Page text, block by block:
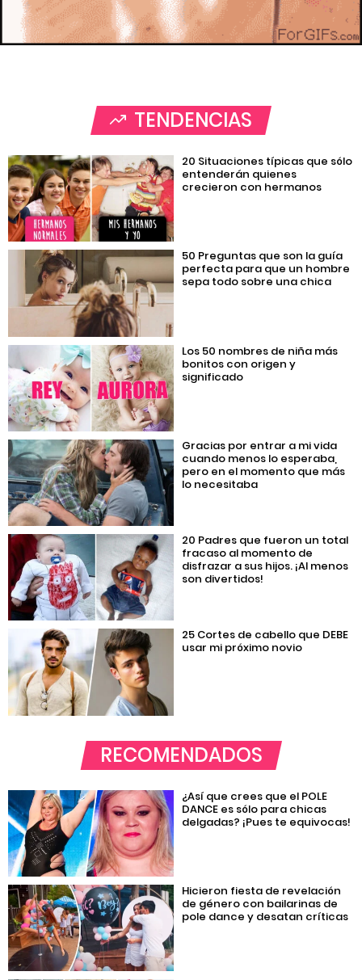
TENDENCIAS
20 Situaciones típicas que sólo
entenderán quienes
crecieron con hermanos
50 Preguntas que son la guía
perfecta para que un hombre
sepa todo sobre una chica
Los 50 nombres de niña más
bonitos con origen y
significado
Gracias por entrar a mi vida
cuando menos lo esperaba,
pero en el momento que más
lo necesitaba
20 Padres que fueron un total
fracaso al momento de
disfrazar a sus hijos. ¡Al menos
son divertidos!
25 Cortes de cabello que DEBE
usar mi próximo novio
RECOMENDADOS
¿Así que crees que el POLE
DANCE es sólo para chicas
delgadas? ¡Pues te equivocas!
Hicieron fiesta de revelación
de género con bailarinas de
pole dance y desatan críticas